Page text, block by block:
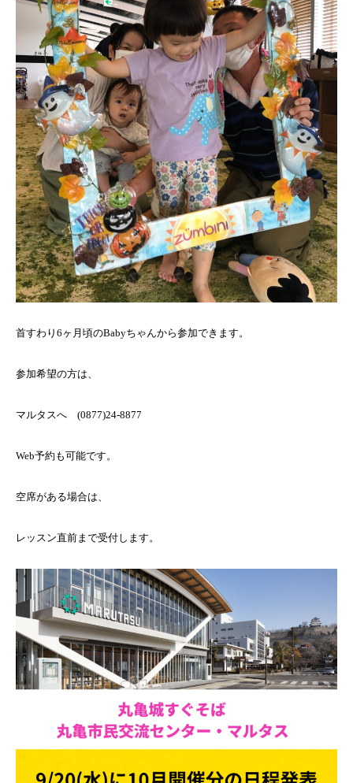
首すわり6ヶ月頃のBabyちゃんから参加できます。
参加希望の方は、
マルタスへ (0877)24-8877
Web予約も可能です。
空席がある場合は、
レッスン直前まで受付します。